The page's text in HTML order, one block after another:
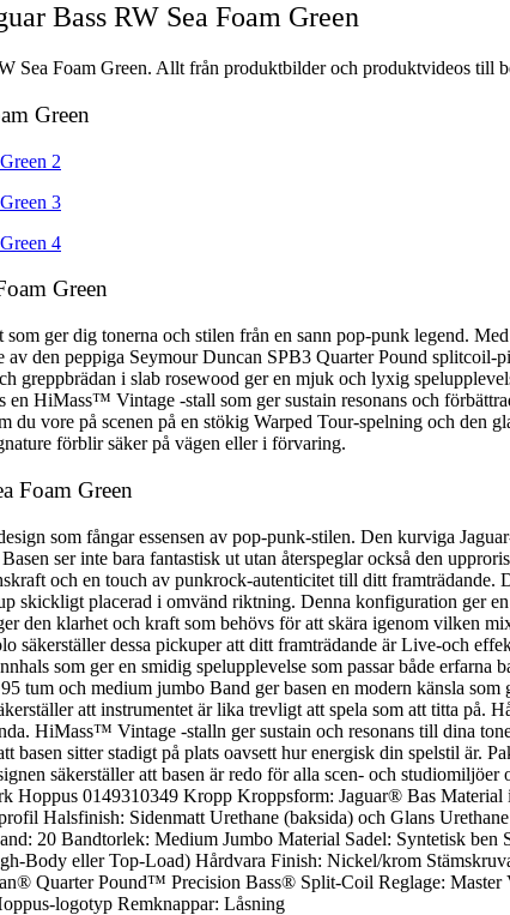
Bass RW Sea Foam Green
Sea Foam Green. Allt från produktbilder och produktvideos till
Green
Green
ger dig tonerna och stilen från en sann pop-punk legend.
den peppiga Seymour Duncan SPB3 Quarter Pound splitcoil-
greppbrädan i slab rosewood ger en mjuk och lyxig
HiMass™ Vintage -stall som ger sustain resonans och
du vore på scenen på en stökig Warped Tour-spelning och den
förblir säker på vägen eller i förvaring.
Foam Green
som fångar essensen av pop-punk-stilen. Den kurviga
ser inte bara fantastisk ut utan återspeglar också den
och en touch av punkrock-autenticitet till ditt
skickligt placerad i omvänd riktning. Denna konfiguration ger
den klarhet och kraft som behövs för att skära igenom vilken
säkerställer dessa pickuper att ditt framträdande är Live-och
som ger en smidig spelupplevelse som passar både
tum och medium jumbo Band ger basen en modern känsla
att instrumentet är lika trevligt att spela som att titta på.
HiMass™ Vintage -stalln ger sustain och resonans till dina
basen sitter stadigt på plats oavsett hur energisk din spelstil är.
säkerställer att basen är redo för alla scen- och
Hoppus 0149310349 Kropp Kroppsform: Jaguar® Bas
Halsfinish: Sidenmatt Urethane (baksida) och Glans
20 Bandtorlek: Medium Jumbo Material Sadel: Syntetisk
Body eller Top-Load) Hårdvara Finish: Nickel/krom
Quarter Pound™ Precision Bass® Split-Coil Reglage:
logotyp Remknappar: Låsning